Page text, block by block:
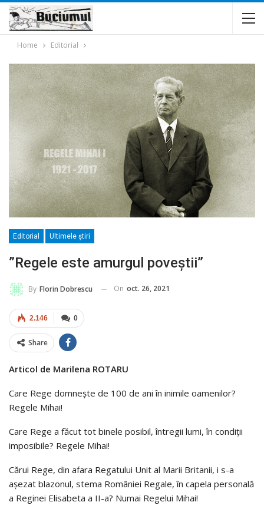
Home Editorial
Editorial Ultimele ştiri
”Regele este amurgul poveștii”
By Florin Dobrescu On oct. 26, 2021
0
2.146
Share
Articol de Marilena ROTARU
Care Rege domnește de 100 de ani în inimile oamenilor?
Regele Mihai!
Care Rege a făcut tot binele posibil, întregii lumi, în condiții
imposibile? Regele Mihai!
Cărui Rege, din afara Regatului Unit al Marii Britanii, i s-a
așezat blazonul, stema României Regale, în capela personală
a Reginei Elisabeta a II-a? Numai Regelui Mihai!